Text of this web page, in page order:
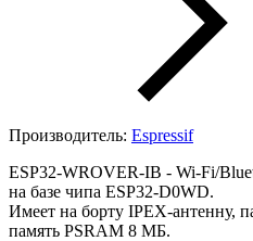
Производитель: Espressif
ESP32-WROVER-IB - Wi-Fi/
на базе чипа ESP32-D0WD.
Имеет на борту IPEX-антенну,
память PSRAM 8 МБ.